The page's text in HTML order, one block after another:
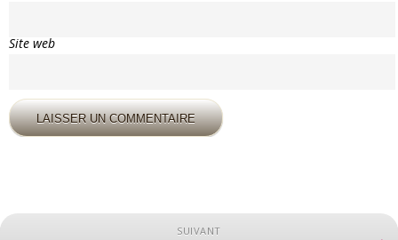
Site web
SUIVANT